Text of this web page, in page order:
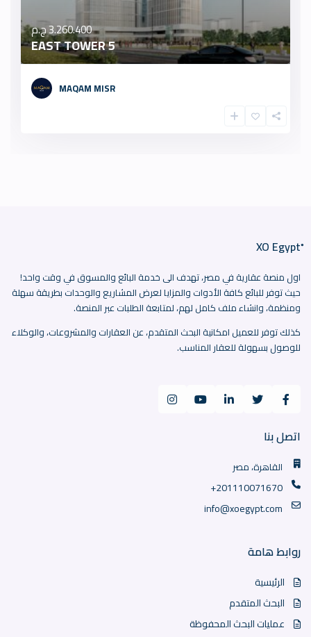
3.260.400 ج.م
5 EAST TOWER
MAQAM MISR
اول منصة عقارية في مصر، تهدف الى خدمة البائع والمسوق في وقت واحد!
حيث توفر للبائع كافة الأدوات والمزايا لعرض المشاريع والوحدات بطريقة سهلة
ومنظمة، وانشاء ملف كامل لهم، لمتابعة الطلبات عبر المنصة.
كذلك توفر للعميل امكانية البحث المتقدم، عن العقارات والمشروعات، والوكلاء
للوصول بسهولة للعقار المناسب.
اتصل بنا
القاهرة، مصر
+201110071670
info@xoegypt.com
روابط هامة
الرئيسية
البحث المتقدم
عمليات البحث المحفوظة